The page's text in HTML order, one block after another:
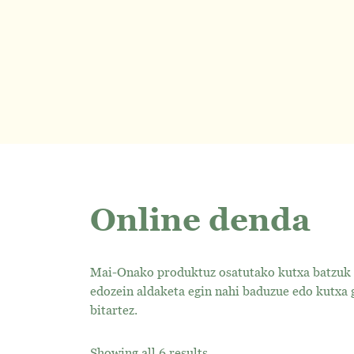
Online denda
Mai-Onako produktuz osatutako kutxa
edozein aldaketa egin nahi baduzue edo
bitartez.